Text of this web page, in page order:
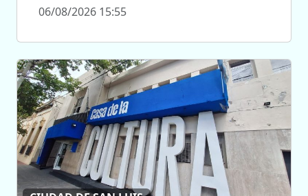
06/08/2026 15:55